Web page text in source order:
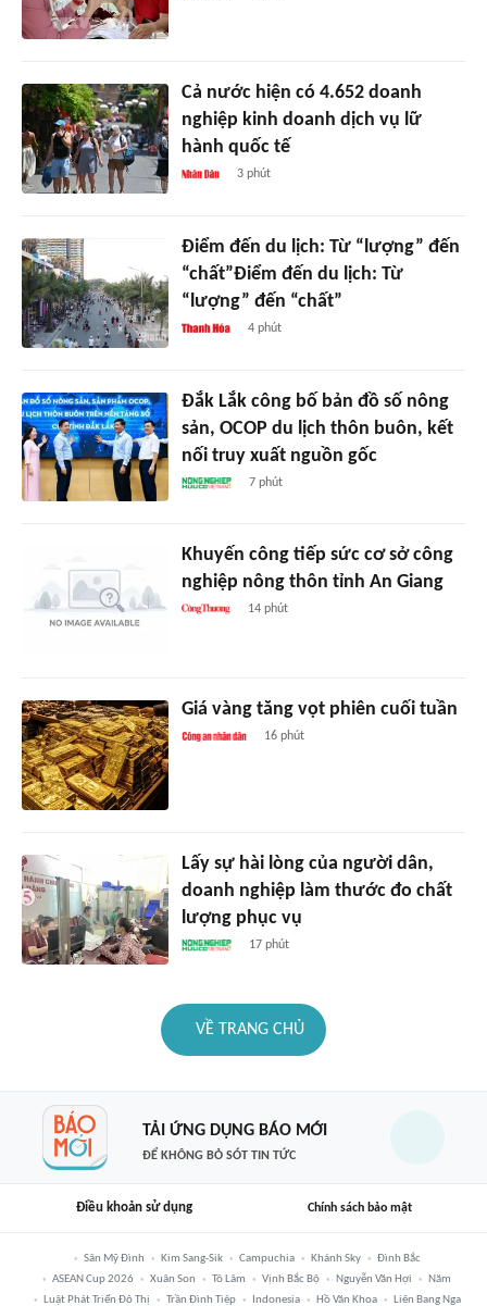
Cả nước hiện có 4.652 doanh
nghiệp kinh doanh dịch vụ lữ
hành quốc tế
3 phút
Điểm đến du lịch: Từ “lượng” đến
“chất”Điểm đến du lịch: Từ
“lượng” đến “chất”
4 phút
Đắk Lắk công bố bản đồ số nông
sản, OCOP du lịch thôn buôn, kết
nối truy xuất nguồn gốc
7 phút
Khuyến công tiếp sức cơ sở công
nghiệp nông thôn tỉnh An Giang
14 phút
Giá vàng tăng vọt phiên cuối tuần
16 phút
Lấy sự hài lòng của người dân,
doanh nghiệp làm thước đo chất
lượng phục vụ
17 phút
VỀ TRANG CHỦ
TẢI ỨNG DỤNG BÁO MỚI
ĐỂ KHÔNG BỎ SÓT TIN TỨC
Điều khoản sử dụng Chính sách bảo mật
Sân Mỹ Đình Kim Sang-Sik Campuchia Khánh Sky
Đình Bắc
ASEAN Cup 2026
Xuân Son Tô Lâm Vịnh Bắc Bộ Nguyễn Văn Hợi
Năm
Luật Phát Triển Đô Thị
Trần Đình Tiệp Indonesia Hồ Văn Khoa Liên Bang Nga